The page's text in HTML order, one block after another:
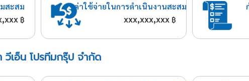
สะสม
฿
ค่าใช้จ่ายในการดำเนินงานสะสม
xxx,xxx,xxx ฿
เอ็น โปรทีมกรุ๊ป จำกัด